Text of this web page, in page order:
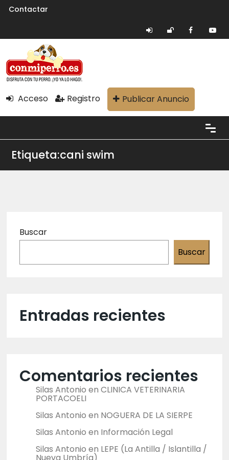
Contactar
Acceso Registro Publicar Anuncio
Etiqueta:cani swim
Buscar
Buscar
Entradas recientes
Comentarios recientes
Silas Antonio en CLINICA VETERINARIA
PORTACOELI
Silas Antonio en NOGUERA DE LA SIERPE
Silas Antonio en Información Legal
Silas Antonio en LEPE (La Antilla / Islantilla /